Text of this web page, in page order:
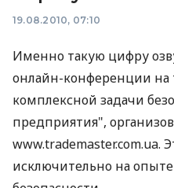
19.08.2010, 07:10
Именно такую цифру
онлайн-конференции
комплексной задачи
предприятия",
www.trademaster.com.ua.
исключительно на